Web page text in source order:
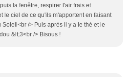
la fenêtre, respirer l'air frais et
le ciel de ce qu'ils m'apportent en faisant
Soleil<br /> Puis après il y a le thé et le
&lt;3<br /> Bisous !